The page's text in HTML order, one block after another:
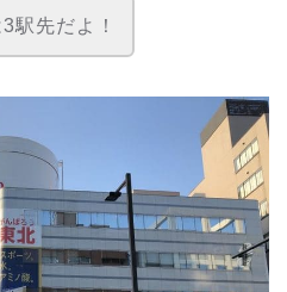
駅先だよ！